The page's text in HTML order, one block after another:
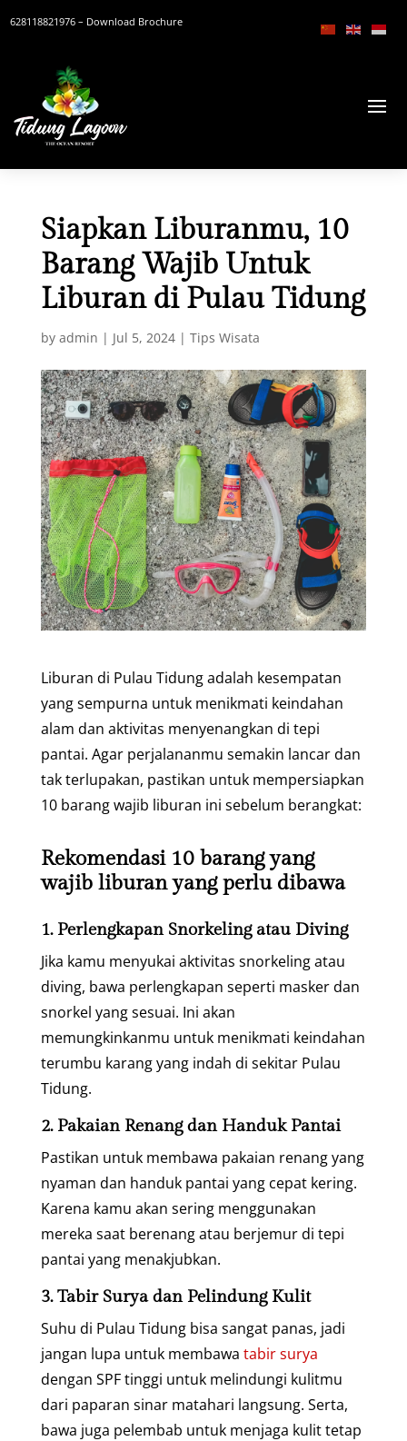
628118821976 – Download Brochure
Siapkan Liburanmu, 10
Barang Wajib Untuk
Liburan di Pulau Tidung
by admin | Jul 5, 2024| Tips Wisata
Liburan di Pulau Tidung adalah kesempatan
yang sempurna untuk menikmati keindahan
alam dan aktivitas menyenangkan di tepi
pantai. Agar perjalananmu semakin lancar dan
tak terlupakan, pastikan untuk mempersiapkan
10 barang wajib liburan ini sebelum berangkat:
Rekomendasi 10 barang yang
wajib liburan yang perlu dibawa
1. Perlengkapan Snorkeling atau Diving
Jika kamu menyukai aktivitas snorkeling atau
diving, bawa perlengkapan seperti masker dan
snorkel yang sesuai. Ini akan
memungkinkanmu untuk menikmati keindahan
terumbu karang yang indah di sekitar Pulau
Tidung.
2. Pakaian Renang dan Handuk Pantai
Pastikan untuk membawa pakaian renang yang
nyaman dan handuk pantai yang cepat kering.
Karena kamu akan sering menggunakan
mereka saat berenang atau berjemur di tepi
pantai yang menakjubkan.
3. Tabir Surya dan Pelindung Kulit
Suhu di Pulau Tidung bisa sangat panas, jadi
jangan lupa untuk membawa tabir surya
dengan SPF tinggi untuk melindungi kulitmu
dari paparan sinar matahari langsung. Serta,
bawa juga pelembab untuk menjaga kulit tetap